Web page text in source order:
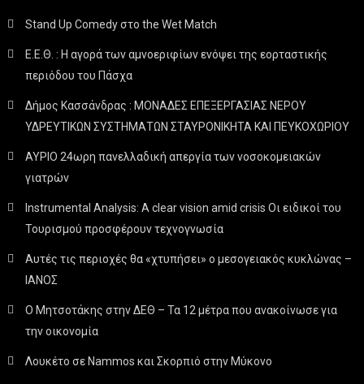
Stand Up Comedy στο the Wet Match
Ε.Ε.Θ. : Η αγορά των αμνοεριφίων ενόψει της εορταστικής
περιόδου του Πάσχα
Δήμος Κασσάνδρας : ΜΟΝΑΔΕΣ ΕΠΕΞΕΡΓΑΣΙΑΣ ΝΕΡΟΥ
ΥΔΡΕΥΤΙΚΩΝ ΣΥΣΤΗΜΑΤΩΝ ΣΤΑΥΡΟΝΙΚΗΤΑ ΚΑΙ ΠΕΥΚΟΧΩΡΙΟΥ
ΑΥΡΙΟ 24ωρη πανελλαδική απεργία των νοσοκομειακών
γιατρών
Instrumental Analysis: A clear vision amid crisis Οι ειδικοί του
Τουρισμού προσφέρουν τεχνογνωσία
Αυτές τις περιοχές θα «χτυπήσει» ο μεσογειακός κυκλώνας –
ΙΑΝΟΣ
Ο Μητσοτάκης στην ΔΕΘ – Τα 12 μέτρα που ανακοίνωσε για
την οικονομία
Λουκέτο σε Nammos και Σκορπιό στην Μύκονο